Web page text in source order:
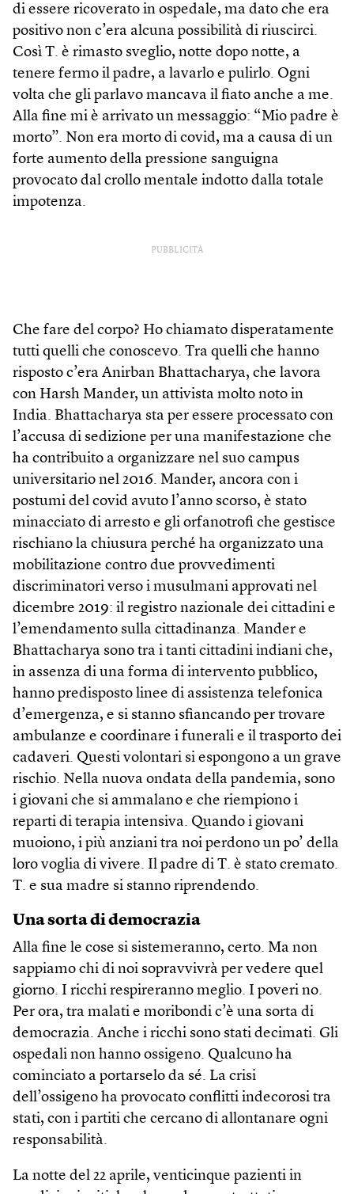
di essere ricoverato in ospedale, ma dato che era
positivo non c’era alcuna possibilità di riuscirci.
Così T. è rimasto sveglio, notte dopo notte, a
tenere fermo il padre, a lavarlo e pulirlo. Ogni
volta che gli parlavo mancava il fiato anche a me.
Alla fine mi è arrivato un messaggio: “Mio padre è
morto”. Non era morto di covid, ma a causa di un
forte aumento della pressione sanguigna
provocato dal crollo mentale indotto dalla totale
impotenza.
PUBBLICITÀ
Che fare del corpo? Ho chiamato disperatamente
tutti quelli che conoscevo. Tra quelli che hanno
risposto c’era Anirban Bhattacharya, che lavora
con Harsh Mander, un attivista molto noto in
India. Bhattacharya sta per essere processato con
l’accusa di sedizione per una manifestazione che
ha contribuito a organizzare nel suo campus
universitario nel 2016. Mander, ancora con i
postumi del covid avuto l’anno scorso, è stato
minacciato di arresto e gli orfanotrofi che gestisce
rischiano la chiusura perché ha organizzato una
mobilitazione contro due provvedimenti
discriminatori verso i musulmani approvati nel
dicembre 2019: il registro nazionale dei cittadini e
l’emendamento sulla cittadinanza. Mander e
Bhattacharya sono tra i tanti cittadini indiani che,
in assenza di una forma di intervento pubblico,
hanno predisposto linee di assistenza telefonica
d’emergenza, e si stanno sfiancando per trovare
ambulanze e coordinare i funerali e il trasporto dei
cadaveri. Questi volontari si espongono a un grave
rischio. Nella nuova ondata della pandemia, sono
i giovani che si ammalano e che riempiono i
reparti di terapia intensiva. Quando i giovani
muoiono, i più anziani tra noi perdono un po’ della
loro voglia di vivere. Il padre di T. è stato cremato.
T. e sua madre si stanno riprendendo.
Una sorta di democrazia
Alla fine le cose si sistemeranno, certo. Ma non
sappiamo chi di noi sopravvivrà per vedere quel
giorno. I ricchi respireranno meglio. I poveri no.
Per ora, tra malati e moribondi c’è una sorta di
democrazia. Anche i ricchi sono stati decimati. Gli
ospedali non hanno ossigeno. Qualcuno ha
cominciato a portarselo da sé. La crisi
dell’ossigeno ha provocato conflitti indecorosi tra
stati, con i partiti che cercano di allontanare ogni
responsabilità.
La notte del 22 aprile, venticinque pazienti in